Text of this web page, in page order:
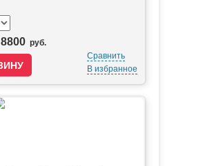
8800 руб.
Сравнить
В избранное